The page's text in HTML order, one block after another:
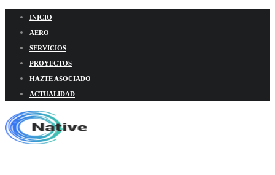
INICIO
AERO
SERVICIOS
PROYECTOS
HAZTE ASOCIADO
ACTUALIDAD